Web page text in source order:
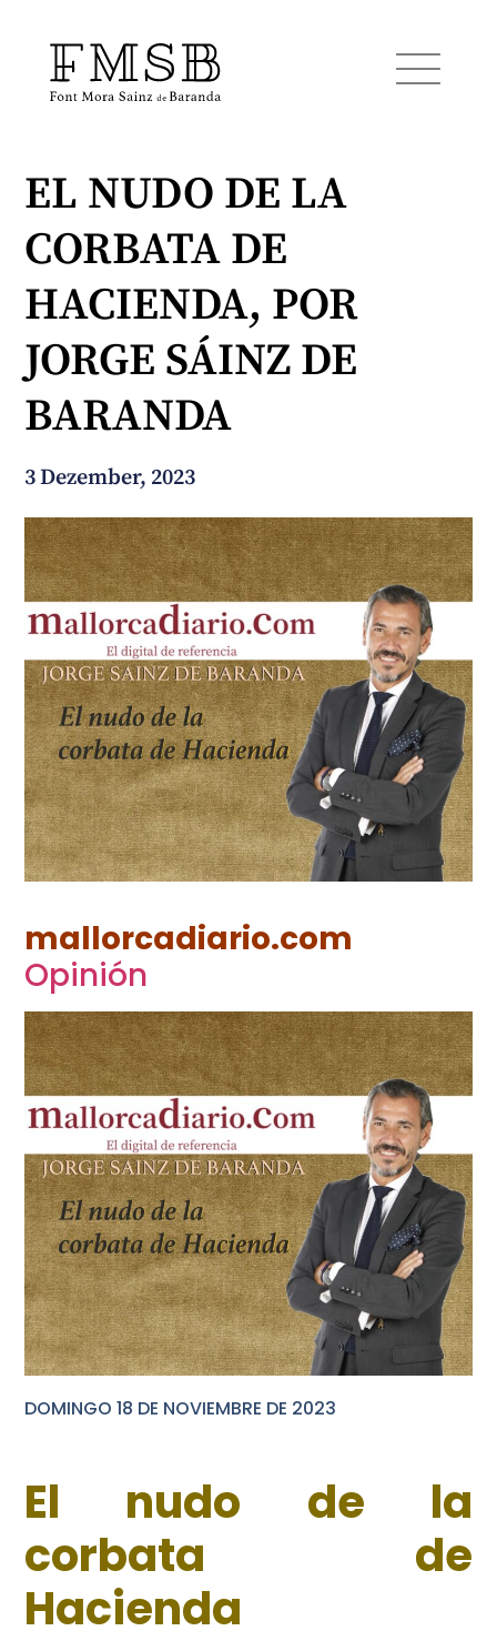
Startseite
Font Mora Sainz de Baranda
Dienste
Blog und Nachrichten
Wie können wir Ihnen helfen?
EL NUDO DE LA
CORBATA DE
HACIENDA, POR
JORGE SÁINZ DE
BARANDA
3 Dezember, 2023
mallorcadiario.com
Opinión
DOMINGO 18 DE NOVIEMBRE DE 2023
El nudo de la
corbata de
Hacienda